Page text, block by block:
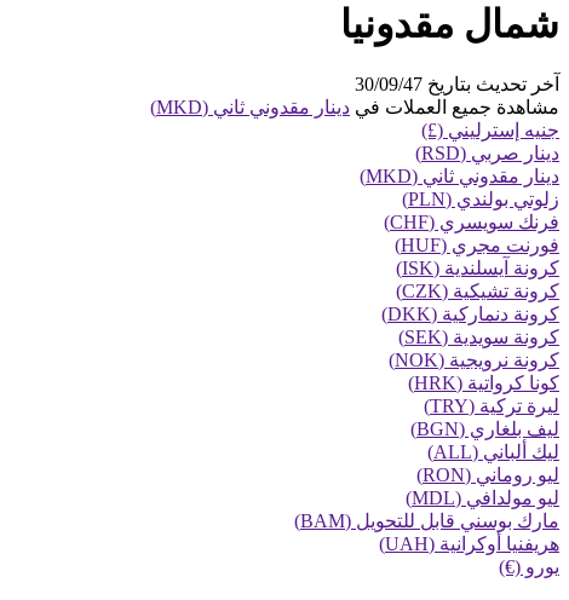
شمال مقدونيا
آخر تحديث بتاريخ 30/09/47
مشاهدة جميع العملات في دينار مقدوني ثاني (MKD)
جنيه إسترليني (£)
دينار صربي (RSD)
دينار مقدوني ثاني (MKD)
زلوتي بولندي (PLN)
فرنك سويسري (CHF)
فورنت مجري (HUF)
كرونة آيسلندية (ISK)
كرونة تشيكية (CZK)
كرونة دنماركية (DKK)
كرونة سويدية (SEK)
كرونة نرويجية (NOK)
كونا كرواتية (HRK)
ليرة تركية (TRY)
ليف بلغاري (BGN)
ليك ألباني (ALL)
ليو روماني (RON)
ليو مولدافي (MDL)
مارك بوسني قابل للتحويل (BAM)
هريفنيا أوكرانية (UAH)
يورو (€)